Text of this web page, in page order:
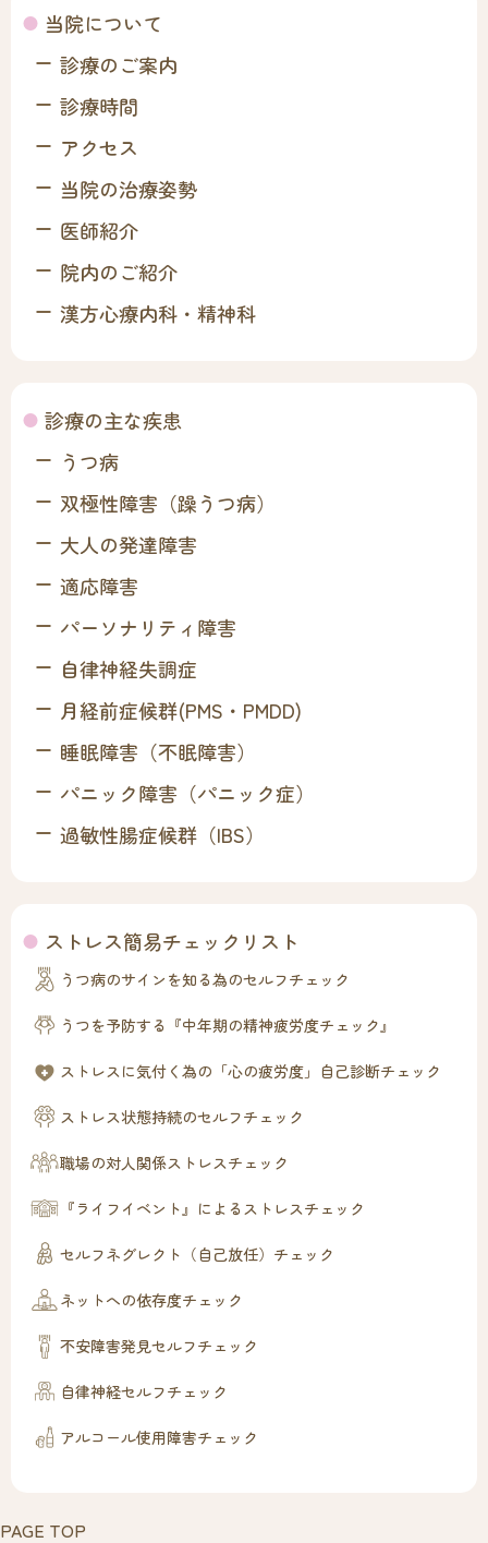
当院について
診療のご案内
診療時間
アクセス
当院の治療姿勢
医師紹介
院内のご紹介
漢方心療内科・精神科
診療の主な疾患
うつ病
双極性障害（躁うつ病）
大人の発達障害
適応障害
パーソナリティ障害
自律神経失調症
月経前症候群(PMS・PMDD)
睡眠障害（不眠障害）
パニック障害（パニック症）
過敏性腸症候群（IBS）
ストレス簡易チェックリスト
うつ病のサインを知る為のセルフチェック
うつを予防する『中年期の精神疲労度チェック』
ストレスに気付く為の「心の疲労度」自己診断チェック
ストレス状態持続のセルフチェック
職場の対人関係ストレスチェック
『ライフイベント』によるストレスチェック
セルフネグレクト（自己放任）チェック
ネットへの依存度チェック
不安障害発見セルフチェック
自律神経セルフチェック
アルコール使用障害チェック
PAGE TOP